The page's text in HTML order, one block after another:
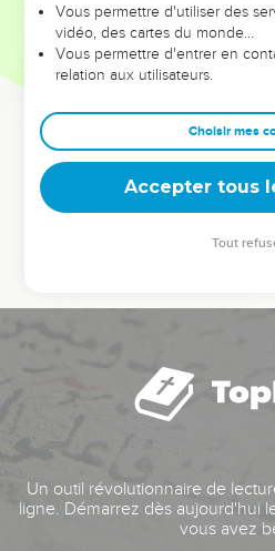
et les saisons difficiles qu'ils ont
sont elles qui les
Dans cette conférence, leaders,
clés pour avancer avec plus de
deviennent vos tremplins. Que
équipe, un groupe ou une
Un outil révolutionnaire de
ligne. Démarrez dès aujourd'hui
vous avez
Vous permettre d'utiliser des
vidéo, des cartes du monde…
Vous permettre d'entrer en
relation aux utilisateurs.
Choisir mes
Accepter tous
Tout